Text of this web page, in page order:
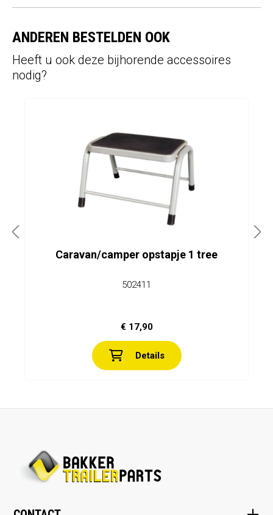
ANDEREN BESTELDEN OOK
Heeft u ook deze bijhorende accessoires
nodig?
Caravan/camper opstapje 1 tree
502411
€ 17,90
Details